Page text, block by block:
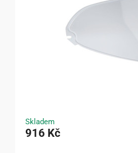
Skladem
916 Kč